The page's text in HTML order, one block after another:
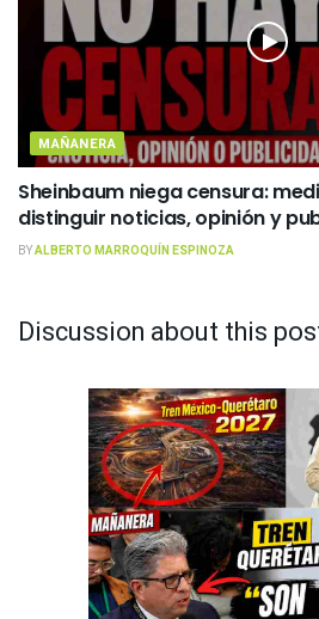
MAÑANERA
Sheinbaum niega censura:
distinguir noticias, opinión y
BYALBERTO MARROQUÍN ESPINOZA
Discussion about this